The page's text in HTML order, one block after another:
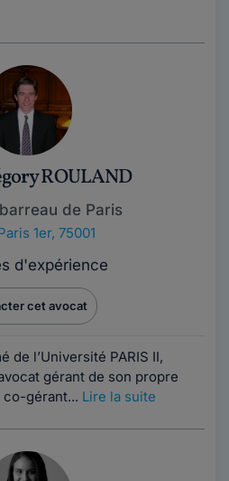
ROULAND
de Paris
1er, 75001
d'expérience
cet avocat
de l’Université PARIS II,
gérant de son propre
co-gérant... Lire la suite